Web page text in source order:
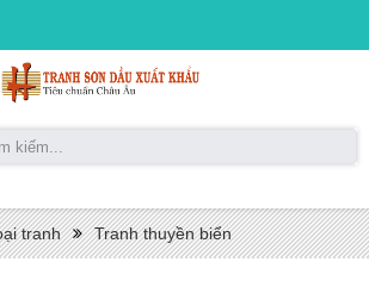
tranh Tranh thuyền biển